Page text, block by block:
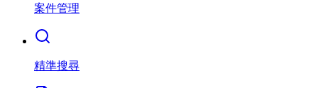
案件管理
精準搜尋